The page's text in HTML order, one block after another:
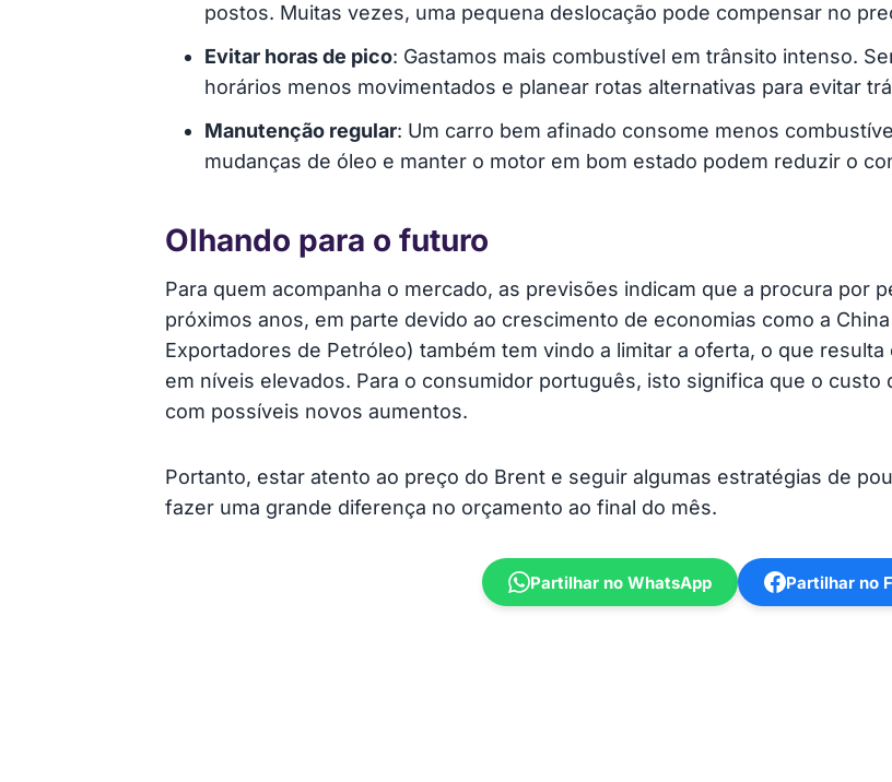
postos. Muitas vezes, uma pequena deslocação pode compensar no
Evitar horas de pico: Gastamos mais combustível em trânsito intenso.
horários menos movimentados e planear rotas alternativas para evitar
Manutenção regular: Um carro bem afinado consome menos
mudanças de óleo e manter o motor em bom estado podem reduzir o
Olhando para o futuro
Para quem acompanha o mercado, as previsões indicam que a procura por
próximos anos, em parte devido ao crescimento de economias como a
Exportadores de Petróleo) também tem vindo a limitar a oferta, o que
em níveis elevados. Para o consumidor português, isto significa que o
com possíveis novos aumentos.
Portanto, estar atento ao preço do Brent e seguir algumas estratégias de
fazer uma grande diferença no orçamento ao final do mês.
Partilhar no WhatsApp Partilhar no